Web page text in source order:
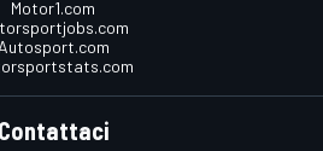
Motor1.com
Autosport.com
Contattaci